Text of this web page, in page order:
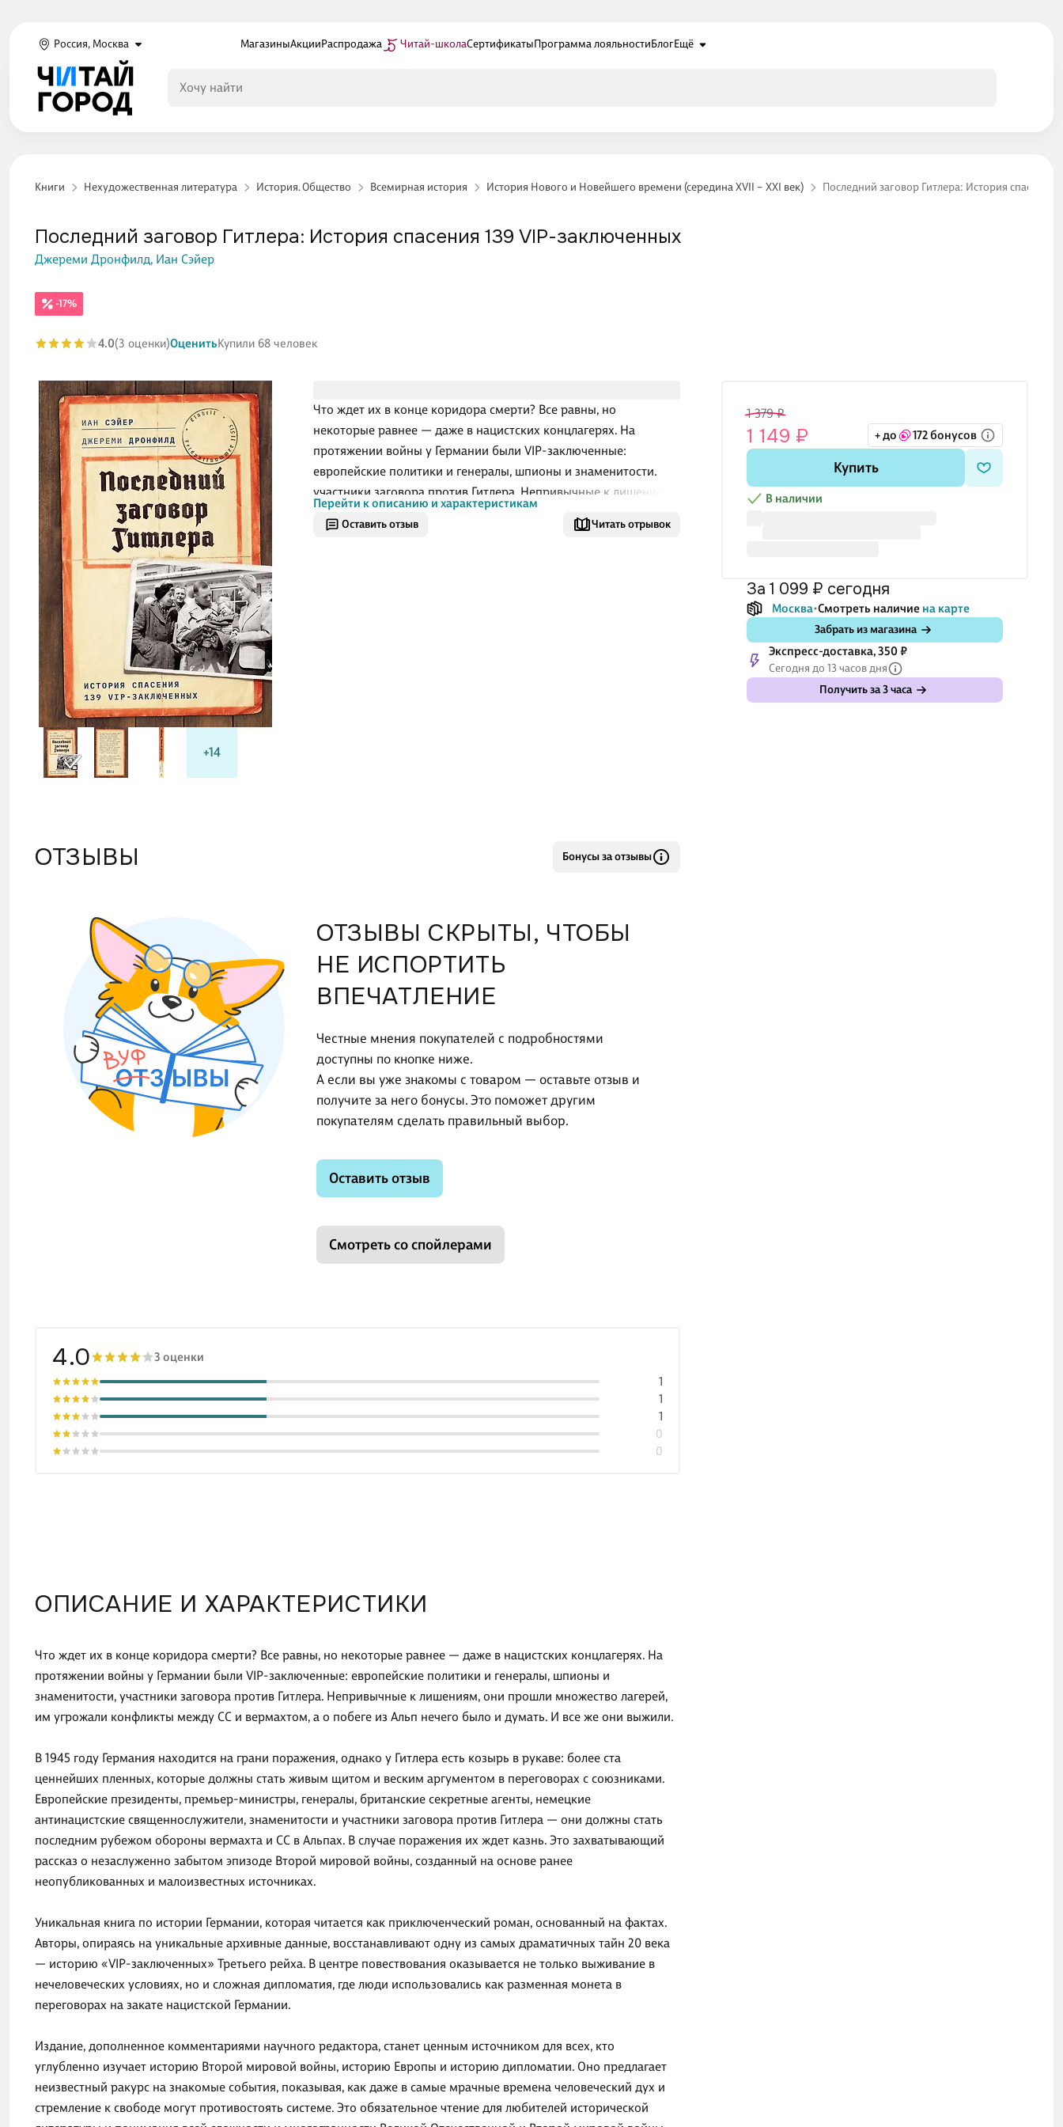
Россия, Москва МагазиныАкцииРаспродажа Читай-школаСертификатыПрограмма лояльностиБлогЕщё
Книги Нехудожественная литература История. Общество Всемирная история История Нового и Новейшего времени (середина XVII – XXI век) Последний заговор Гитлера: История спасения
+14
Оставить отзыв Читать отрывок
Что ждет их в конце коридора смерти? Все равны, но
некоторые равнее — даже в нацистских концлагерях. На
протяжении войны у Германии были VIP-заключенные:
европейские политики и генералы, шпионы и знаменитости,
участники заговора против Гитлера. Непривычные к лишениям,
они прошли множество лагерей, им угрожали конфликты между
СС и вермахтом, а о побеге из Альп нечего было и думать. И все
Перейти к описанию и характеристикам
-17%
Последний заговор Гитлера: История спасения 139 VIP-заключенных
Джереми Дронфилд, Иан Сэйер
4.0(3 оценки)ОценитьКупили 68 человек
1 379 ₽
1 149 ₽ + до 172 бонусов
Купить
В наличии
за 1 099 ₽ сегодня
Москва Смотреть наличие на карте
Забрать из магазина
Экспресс-доставка, 350 ₽
Сегодня до 13 часов дня
Получить за 3 часа
ОПИСАНИЕ И ХАРАКТЕРИСТИКИ
Что ждет их в конце коридора смерти? Все равны, но некоторые равнее — даже в нацистских концлагерях. На
протяжении войны у Германии были VIP-заключенные: европейские политики и генералы, шпионы и
знаменитости, участники заговора против Гитлера. Непривычные к лишениям, они прошли множество лагерей,
им угрожали конфликты между СС и вермахтом, а о побеге из Альп нечего было и думать. И все же они выжили.
В 1945 году Германия находится на грани поражения, однако у Гитлера есть козырь в рукаве: более ста
ценнейших пленных, которые должны стать живым щитом и веским аргументом в переговорах с союзниками.
Европейские президенты, премьер-министры, генералы, британские секретные агенты, немецкие
антинацистские священнослужители, знаменитости и участники заговора против Гитлера — они должны стать
последним рубежом обороны вермахта и СС в Альпах. В случае поражения их ждет казнь. Это захватывающий
рассказ о незаслуженно забытом эпизоде Второй мировой войны, созданный на основе ранее
неопубликованных и малоизвестных источниках.
Уникальная книга по истории Германии, которая читается как приключенческий роман, основанный на фактах.
Авторы, опираясь на уникальные архивные данные, восстанавливают одну из самых драматичных тайн 20 века
— историю «VIP-заключенных» Третьего рейха. В центре повествования оказывается не только выживание в
нечеловеческих условиях, но и сложная дипломатия, где люди использовались как разменная монета в
переговорах на закате нацистской Германии.
Издание, дополненное комментариями научного редактора, станет ценным источником для всех, кто
углубленно изучает историю Второй мировой войны, историю Европы и историю дипломатии. Оно предлагает
неизвестный ракурс на знакомые события, показывая, как даже в самые мрачные времена человеческий дух и
стремление к свободе могут противостоять системе. Это обязательное чтение для любителей исторической
ОТЗЫВЫ Бонусы за отзывы
ОТЗЫВЫ СКРЫТЫ, ЧТОБЫ
НЕ ИСПОРТИТЬ
ВПЕЧАТЛЕНИЕ
Честные мнения покупателей с подробностями
доступны по кнопке ниже.
А если вы уже знакомы с товаром — оставьте отзыв и
получите за него бонусы. Это поможет другим
покупателям сделать правильный выбор.
Оставить отзыв
Смотреть со спойлерами
4.0 3 оценки
0
0
1
1
1